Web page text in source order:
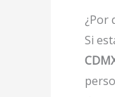
¿Por
Si